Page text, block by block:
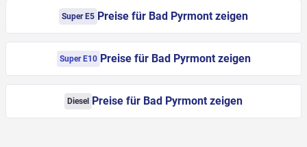
Super E5 Preise für Bad Pyrmont zeigen
Super E10 Preise für Bad Pyrmont zeigen
Diesel Preise für Bad Pyrmont zeigen